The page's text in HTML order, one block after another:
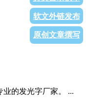
软文外链发布
原创文章撰写
的发光字厂家。 ...